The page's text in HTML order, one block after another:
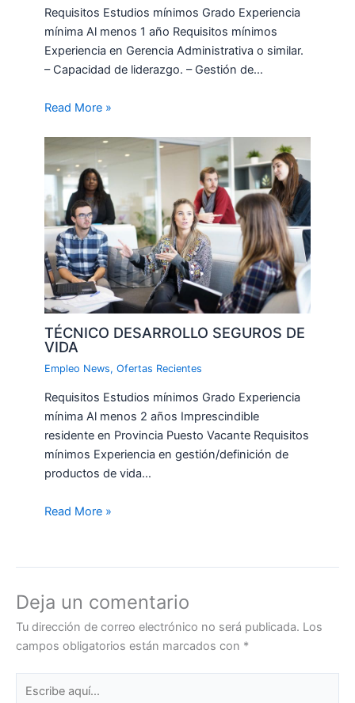
Requisitos Estudios mínimos Grado Experiencia
mínima Al menos 1 año Requisitos mínimos
Experiencia en Gerencia Administrativa o similar.
– Capacidad de liderazgo. – Gestión de…
Read More »
TÉCNICO DESARROLLO SEGUROS DE
VIDA
Empleo News,Ofertas Recientes
Requisitos Estudios mínimos Grado Experiencia
mínima Al menos 2 años Imprescindible
residente en Provincia Puesto Vacante Requisitos
mínimos Experiencia en gestión/definición de
productos de vida…
Read More »
Deja un comentario
Tu dirección de correo electrónico no será publicada. Los
campos obligatorios están marcados con *